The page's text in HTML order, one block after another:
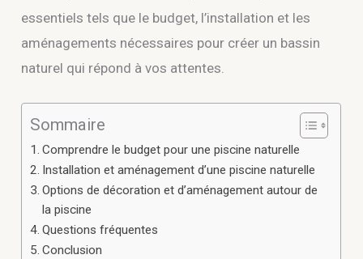
essentiels tels que le budget, l’installation et les
aménagements nécessaires pour créer un bassin
naturel qui répond à vos attentes.
Sommaire
Comprendre le budget pour une piscine naturelle
Installation et aménagement d’une piscine naturelle
Options de décoration et d’aménagement autour de
la piscine
Questions fréquentes
Conclusion